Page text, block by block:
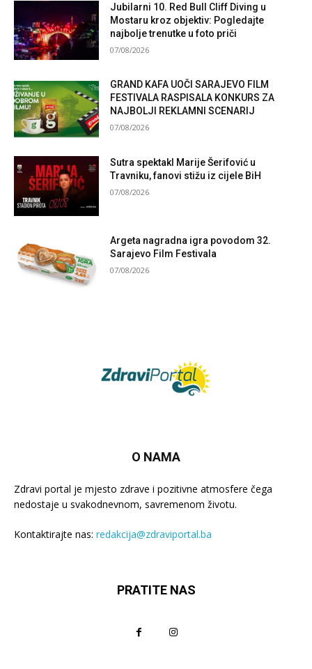
Jubilarni 10. Red Bull Cliff Diving u
Mostaru kroz objektiv: Pogledajte
najbolje trenutke u foto priči
07/08/2026
GRAND KAFA UOČI SARAJEVO FILM
FESTIVALA RASPISALA KONKURS ZA
NAJBOLJI REKLAMNI SCENARIJ
07/08/2026
Sutra spektakl Marije Šerifović u
Travniku, fanovi stižu iz cijele BiH
07/08/2026
Argeta nagradna igra povodom 32.
Sarajevo Film Festivala
07/08/2026
O NAMA
Zdravi portal je mjesto zdrave i pozitivne atmosfere čega
nedostaje u svakodnevnom, savremenom životu.
Kontaktirajte nas: redakcija@zdraviportal.ba
PRATITE NAS